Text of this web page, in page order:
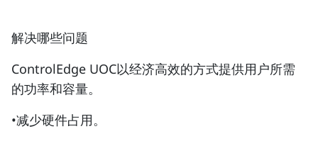
解决哪些问题
ControlEdge UOC以经济高效的方式提供用户所需
的功率和容量。
•减少硬件占用。